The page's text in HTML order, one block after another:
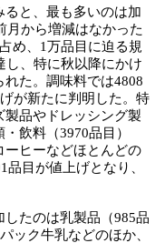
と、最も多いのは加
月から増減はなかった
め、1万品目に迫る規
し、特に秋以降にかけ
た。調味料では4808
が新たに判明した。特
品やドレッシング製
飲料（3970品目）
ーヒーなどほとんどの
目が値上げとなり、
たのは乳製品（985品
ック牛乳などのほか、